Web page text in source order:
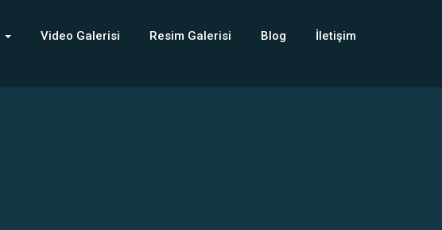
Video Galerisi Resim Galerisi Blog İletişim